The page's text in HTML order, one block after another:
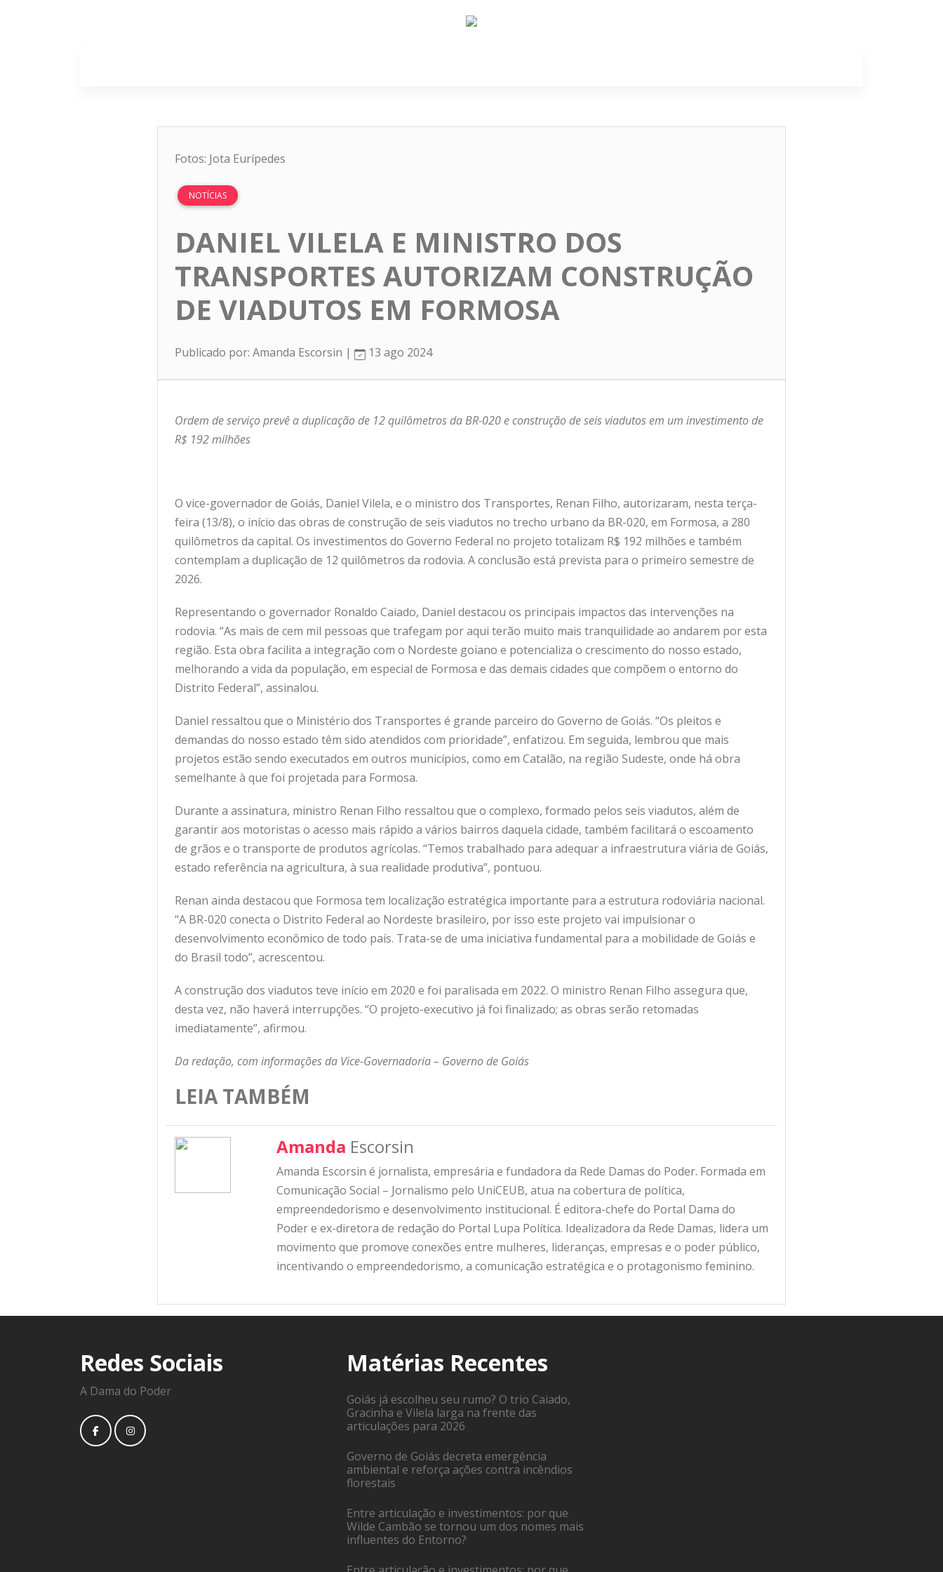
Fotos: Jota Eurípedes
NOTÍCIAS
DANIEL VILELA E MINISTRO DOS
TRANSPORTES AUTORIZAM CONSTRUÇÃO
DE VIADUTOS EM FORMOSA
Publicado por: Amanda Escorsin | 13 ago 2024
Ordem de serviço prevê a duplicação de 12 quilômetros da BR-020 e construção de seis viadutos em um investimento de
R$ 192 milhões
O vice-governador de Goiás, Daniel Vilela, e o ministro dos Transportes, Renan Filho, autorizaram, nesta terça-
feira (13/8), o início das obras de construção de seis viadutos no trecho urbano da BR-020, em Formosa, a 280
quilômetros da capital. Os investimentos do Governo Federal no projeto totalizam R$ 192 milhões e também
contemplam a duplicação de 12 quilômetros da rodovia. A conclusão está prevista para o primeiro semestre de
2026.
Representando o governador Ronaldo Caiado, Daniel destacou os principais impactos das intervenções na
rodovia. “As mais de cem mil pessoas que trafegam por aqui terão muito mais tranquilidade ao andarem por esta
região. Esta obra facilita a integração com o Nordeste goiano e potencializa o crescimento do nosso estado,
melhorando a vida da população, em especial de Formosa e das demais cidades que compõem o entorno do
Distrito Federal”, assinalou.
Daniel ressaltou que o Ministério dos Transportes é grande parceiro do Governo de Goiás. “Os pleitos e
demandas do nosso estado têm sido atendidos com prioridade”, enfatizou. Em seguida, lembrou que mais
projetos estão sendo executados em outros municípios, como em Catalão, na região Sudeste, onde há obra
semelhante à que foi projetada para Formosa.
Durante a assinatura, ministro Renan Filho ressaltou que o complexo, formado pelos seis viadutos, além de
garantir aos motoristas o acesso mais rápido a vários bairros daquela cidade, também facilitará o escoamento
de grãos e o transporte de produtos agrícolas. “Temos trabalhado para adequar a infraestrutura viária de Goiás,
estado referência na agricultura, à sua realidade produtiva”, pontuou.
Renan ainda destacou que Formosa tem localização estratégica importante para a estrutura rodoviária nacional.
“A BR-020 conecta o Distrito Federal ao Nordeste brasileiro, por isso este projeto vai impulsionar o
desenvolvimento econômico de todo país. Trata-se de uma iniciativa fundamental para a mobilidade de Goiás e
do Brasil todo”, acrescentou.
A construção dos viadutos teve início em 2020 e foi paralisada em 2022. O ministro Renan Filho assegura que,
desta vez, não haverá interrupções. “O projeto-executivo já foi finalizado; as obras serão retomadas
imediatamente”, afirmou.
Da redação, com informações da Vice-Governadoria – Governo de Goiás
LEIA TAMBÉM
Amanda Escorsin
Amanda Escorsin é jornalista, empresária e fundadora da Rede Damas do Poder. Formada em
Comunicação Social – Jornalismo pelo UniCEUB, atua na cobertura de política,
empreendedorismo e desenvolvimento institucional. É editora-chefe do Portal Dama do
Poder e ex-diretora de redação do Portal Lupa Política. Idealizadora da Rede Damas, lidera um
movimento que promove conexões entre mulheres, lideranças, empresas e o poder público,
incentivando o empreendedorismo, a comunicação estratégica e o protagonismo feminino.
Redes Sociais
A Dama do Poder
Matérias Recentes
Goiás já escolheu seu rumo? O trio Caiado,
Gracinha e Vilela larga na frente das
articulações para 2026
Governo de Goiás decreta emergência
ambiental e reforça ações contra incêndios
florestais
Entre articulação e investimentos: por que
Wilde Cambão se tornou um dos nomes mais
influentes do Entorno?